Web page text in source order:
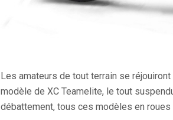
Les amateurs de tout terrain se
modèle de XC Teamelite, le tout
débattement, tous ces modèles en roues